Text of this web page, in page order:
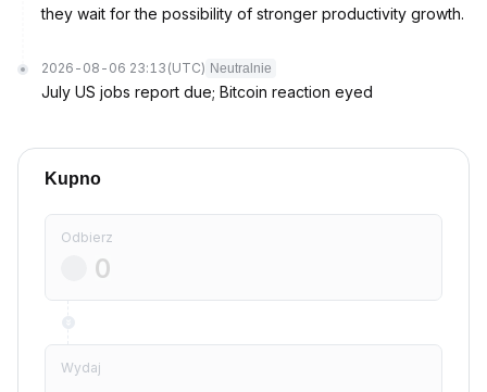
they wait for the possibility of stronger productivity growth.
2026-08-06 23:13 (UTC) Neutralnie
July US jobs report due; Bitcoin reaction eyed
Kupno
Odbierz
Wydaj